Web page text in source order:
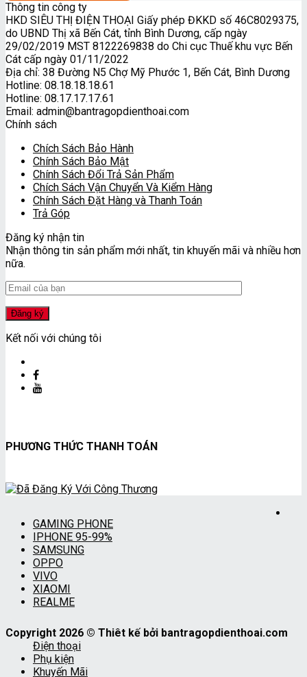
Thông tin công ty
HKD SIÊU THỊ ĐIỆN THOẠI Giấy phép ĐKKD số 46C8029375,
do UBND Thị xã Bến Cát, tỉnh Bình Dương, cấp ngày
29/02/2019 MST 8122269838 do Chi cục Thuế khu vực Bến
Cát cấp ngày 01/11/2022
Địa chỉ: 38 Đường N5 Chợ Mỹ Phước 1, Bến Cát, Bình Dương
Hotline: 08.18.18.18.61
Hotline: 08.17.17.17.61
Email: admin@bantragopdienthoai.com
Chính sách
Chích Sách Bảo Hành
Chính Sách Bảo Mật
Chính Sách Đổi Trả Sản Phẩm
Chích Sách Vận Chuyển Và Kiểm Hàng
Chính Sách Đặt Hàng và Thanh Toán
Trả Góp
Đăng ký nhận tin
Nhận thông tin sản phẩm mới nhất, tin khuyến mãi và nhiều hơn
nữa.
Kết nối với chúng tôi
PHƯƠNG THỨC THANH TOÁN
GAMING PHONE
IPHONE 95-99%
SAMSUNG
OPPO
VIVO
XIAOMI
REALME
Copyright 2026 © Thiêt kế bởi bantragopdienthoai.com
Điện thoại
Phụ kiện
Khuyến Mãi